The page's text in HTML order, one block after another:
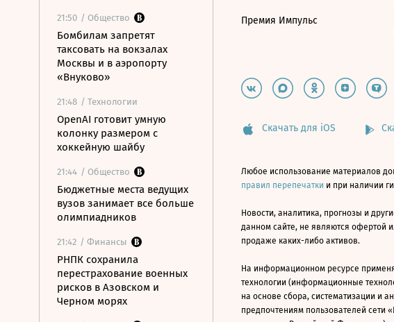
21:50 / Общество
Бомбилам запретят
таксовать на вокзалах
Москвы и в аэропорту
«Внуково»
21:48 / Технологии
OpenAI готовит умную
колонку размером с
хоккейную шайбу
21:44 / Общество
Бюджетные места ведущих
вузов занимает все больше
олимпиадников
21:42 / Финансы
РНПК сохранила
перестрахование военных
рисков в Азовском и
Черном морях
Премия Импульс
Скачать для iOS
Любое использование материалов
правил перепечатки и при наличии
Новости, аналитика, прогнозы и
данном сайте, не являются офертой
продаже каких-либо активов.
На информационном ресурсе
технологии (информационные
на основе сбора, систематизации и
предпочтениям пользователей сети